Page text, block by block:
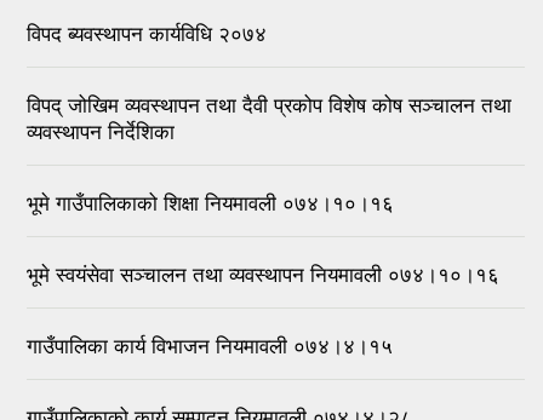
विपद ब्यवस्थापन कार्यविधि २०७४
विपद् जोखिम व्यवस्थापन तथा दैवी प्रकोप विशेष कोष सञ्चालन तथा
व्यवस्थापन निर्देशिका
भूमे गाउँपालिकाको शिक्षा नियमावली ०७४।१०।१६
भूमे स्वयंसेवा सञ्चालन तथा व्यवस्थापन नियमावली ०७४।१०।१६
गाउँपालिका कार्य विभाजन नियमावली ०७४।४।१५